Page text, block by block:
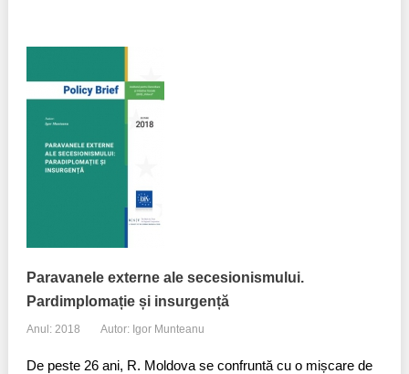
Paravanele externe ale secesionismului.
Pardimplomație și insurgență
Anul: 2018 Autor: Igor Munteanu
De peste 26 ani, R. Moldova se confruntă cu o mișcare de